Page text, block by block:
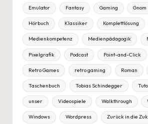
Emulator Fantasy Gaming Gnom
Hörbuch Klassiker Komplettlösung
Medienkompetenz Medienpädagogik
Pixelgrafik Podcast Point-and-Click
Retro Games retro gaming Roman
Taschenbuch Tobias Schindegger
unser Videospiele Walkthrough
Windows Wordpress Zurück in die